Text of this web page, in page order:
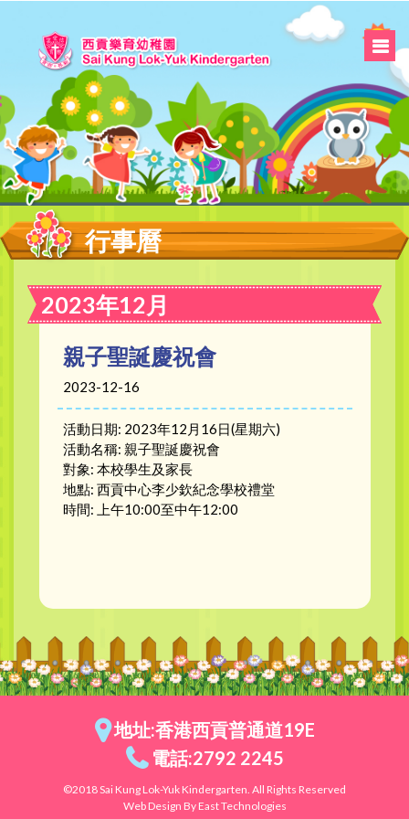
行事曆
2023年12月
親子聖誕慶祝會
2023-12-16
活動日期: 2023年12月16日(星期六)
活動名稱: 親子聖誕慶祝會
對象: 本校學生及家長
地點: 西貢中心李少欽紀念學校禮堂
時間: 上午10:00至中午12:00
地址:香港西貢普通道19E
電話:2792 2245
©2018 Sai Kung Lok-Yuk Kindergarten. All Rights Reserved
Web Design By East Technologies